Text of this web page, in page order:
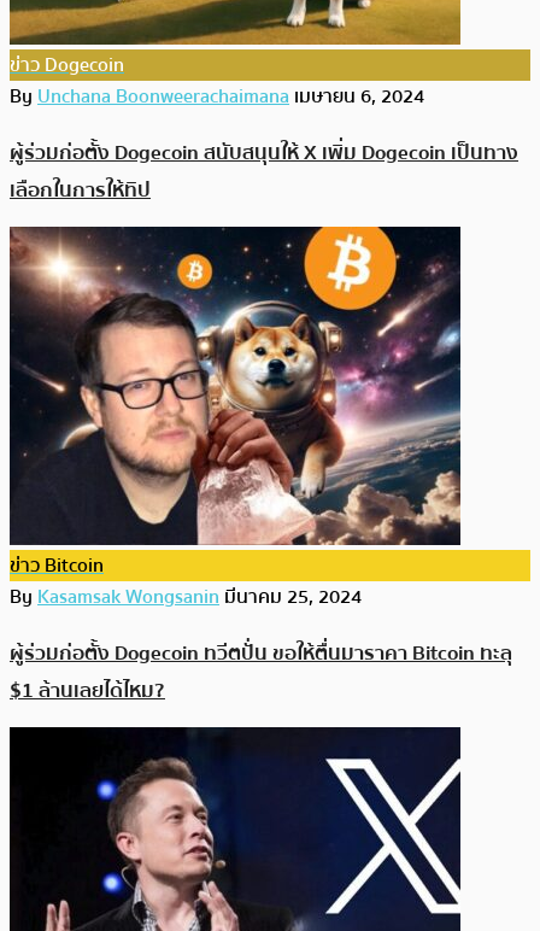
ข่าว Dogecoin
ByUnchana Boonweerachaimanaเมษายน 6, 2024
ผู้ร่วมก่อตั้ง Dogecoin สนับสนุนให้ X เพิ่ม Dogecoin เป็นทาง
เลือกในการให้ทิป
ข่าว Bitcoin
ByKasamsak Wongsaninมีนาคม 25, 2024
ผู้ร่วมก่อตั้ง Dogecoin ทวีตปั่น ขอให้ตื่นมาราคา Bitcoin ทะลุ
$1 ล้านเลยได้ไหม?